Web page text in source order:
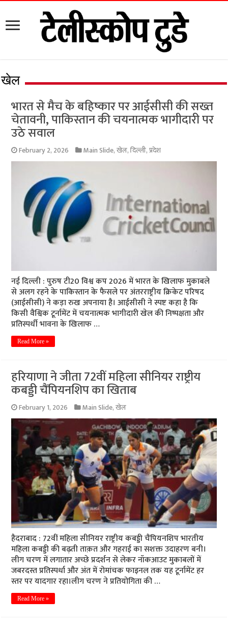
खेल
भारत से मैच के बहिष्कार पर आईसीसी की सख्त
चेतावनी, पाकिस्तान की चयनात्मक भागीदारी पर
उठे सवाल
February 2, 2026 Main Slide,खेल,दिल्ली,प्रदेश
नई दिल्ली : पुरुष टी20 विश्व कप 2026 में भारत के खिलाफ मुकाबले
से अलग रहने के पाकिस्तान के फैसले पर अंतरराष्ट्रीय क्रिकेट परिषद
(आईसीसी) ने कड़ा रुख अपनाया है। आईसीसी ने स्पष्ट कहा है कि
किसी वैश्विक टूर्नामेंट में चयनात्मक भागीदारी खेल की निष्पक्षता और
प्रतिस्पर्धी भावना के खिलाफ …
Read More »
हरियाणा ने जीता 72वीं महिला सीनियर राष्ट्रीय
कबड्डी चैंपियनशिप का खिताब
February 1, 2026 Main Slide,खेल
हैदराबाद : 72वीं महिला सीनियर राष्ट्रीय कबड्डी चैंपियनशिप भारतीय
महिला कबड्डी की बढ़ती ताक़त और गहराई का सशक्त उदाहरण बनी।
लीग चरण में लगातार अच्छे प्रदर्शन से लेकर नॉकआउट मुकाबलों में
जबरदस्त प्रतिस्पर्धा और अंत में रोमांचक फाइनल तक यह टूर्नामेंट हर
स्तर पर यादगार रहा।लीग चरण ने प्रतियोगिता की …
Read More »